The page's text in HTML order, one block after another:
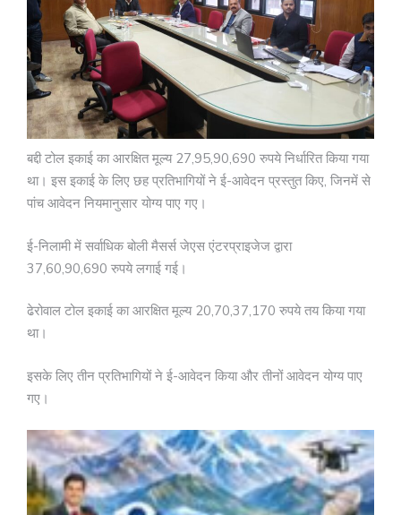
बद्दी टोल इकाई का आरक्षित मूल्य 27,95,90,690 रुपये निर्धारित किया गया
था। इस इकाई के लिए छह प्रतिभागियों ने ई-आवेदन प्रस्तुत किए, जिनमें से
पांच आवेदन नियमानुसार योग्य पाए गए।
ई-निलामी में सर्वाधिक बोली मैसर्स जेएस एंटरप्राइजेज द्वारा
37,60,90,690 रुपये लगाई गई।
ढेरोवाल टोल इकाई का आरक्षित मूल्य 20,70,37,170 रुपये तय किया गया
था।
इसके लिए तीन प्रतिभागियों ने ई-आवेदन किया और तीनों आवेदन योग्य पाए
गए।